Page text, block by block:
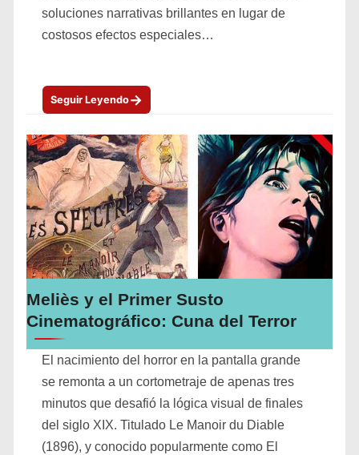
soluciones narrativas brillantes en lugar de
costosos efectos especiales…
Seguir Leyendo→
Meliès y el Primer Susto
Cinematográfico: Cuna del Terror
El nacimiento del horror en la pantalla grande
se remonta a un cortometraje de apenas tres
minutos que desafió la lógica visual de finales
del siglo XIX. Titulado Le Manoir du Diable
(1896), y conocido popularmente como El